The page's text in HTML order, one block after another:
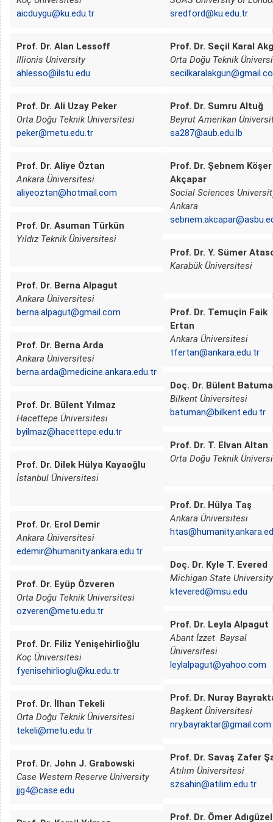
aicduygu@ku.edu.tr
Prof. Dr. Alan Lessoff
Illionis University
ahlesso@ilstu.edu
Prof. Dr. Ali Uzay Peker
Orta Doğu Teknik Üniversitesi
peker@metu.edu.tr
Prof. Dr. Aliye Öztan
Ankara Üniversitesi
aliyeoztan@hotmail.com
Prof. Dr. Asuman Türkün
Yıldız Teknik Üniversitesi
Prof. Dr. Berna Alpagut
Ankara Üniversitesi
berna.alpagut@gmail.com
Prof. Dr. Berna Arda
Ankara Üniversitesi
berna.arda@medicine.ankara.edu.tr
Prof. Dr. Bülent Yılmaz
Hacettepe Üniversitesi
byilmaz@hacettepe.edu.tr
Prof. Dr. Dilek Hülya Kayaoğlu
İstanbul Üniversitesi
Prof. Dr. Erol Demir
Ankara Üniversitesi
edemir@humanity.ankara.edu.tr
Prof. Dr. Eyüp Özveren
Orta Doğu Teknik Üniversitesi
ozveren@metu.edu.tr
Prof. Dr. Filiz Yenişehirlioğlu
Koç Üniversitesi
fyenisehirlioglu@ku.edu.tr
Prof. Dr. İlhan Tekeli
Orta Doğu Teknik Üniversitesi
tekeli@metu.edu.tr
Prof. Dr. John J. Grabowski
Case Western Reserve University
jjg4@case.edu
sredford@ku.edu.tr
Prof. Dr. Seçil Karal
Orta Doğu Teknik
Prof. Dr. Sumru Altuğ
Beyrut Amerikan
sa287@aub.edu.lb
Prof. Dr. Şebnem Köşer
Akçapar
Social Sciences
Ankara
Prof. Dr. Y. Sümer
Karabük Üniversitesi
Prof. Dr. Temuçin Faik
Ertan
Ankara Üniversitesi
tfertan@ankara.edu.tr
Doç. Dr. Bülent
Bilkent Üniversitesi
batuman@bilkent.edu.tr
Prof. Dr. T. Elvan Altan
Orta Doğu Teknik
Prof. Dr. Hülya Taş
Ankara Üniversitesi
Doç. Dr. Kyle T. Evered
Michigan State University
ktevered@msu.edu
Prof. Dr. Leyla Alpagut
Abant İzzet Baysal
Üniversitesi
leylalpagut@yahoo.com
Prof. Dr. Nuray
Başkent Üniversitesi
nry.bayraktar@gmail.com
Prof. Dr. Savaş Zafer
Atılım Üniversitesi
szsahin@atilim.edu.tr
Prof. Dr. Ömer Adıgüzel